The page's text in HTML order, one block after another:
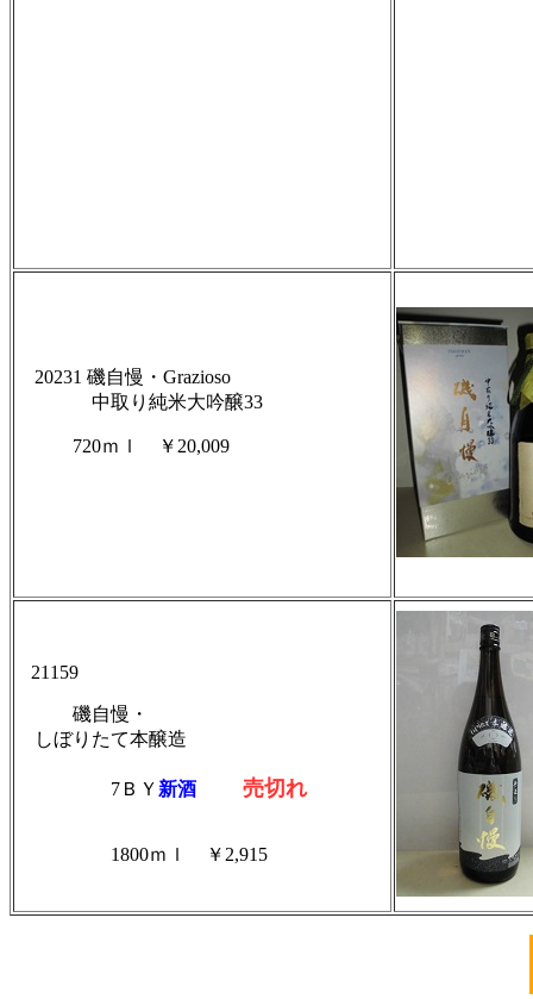
20231 磯自慢・Grazioso
中取り純米大吟醸33
720ｍｌ ￥20,009
21159
磯自慢・
しぼりたて本醸造
7ＢＹ 新酒 売切れ
1800ｍｌ ￥2,915